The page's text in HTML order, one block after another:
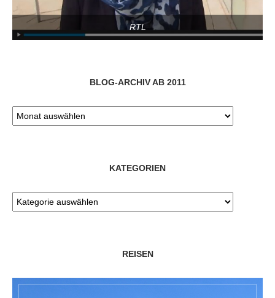
RTL
BLOG-ARCHIV AB 2011
KATEGORIEN
REISEN